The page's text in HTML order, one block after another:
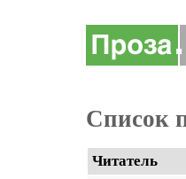
Список
Читатель